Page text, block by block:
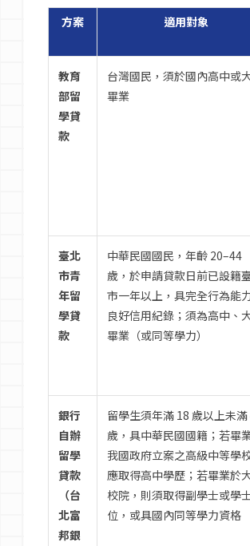
方案 適用對象
教育
部留
學貸
款
台灣國民，須於國內高中或
畢業
臺北
市青
年留
學貸
款
中華民國國民，年齡 20–44
歲，於申請貸款日前已設籍
市一年以上，具完全行為能
良好信用紀錄；須為高中、
畢業（或同等學力）
銀行
自辦
留學
貸款
（台
北富
邦銀
留學生須年滿 18 歲以上未滿
歲，具中華民國國籍；若畢
我國政府立案之高級中等學
應取得高中學歷；若畢業於
校院，則須取得副學士或學
位，或具國內同等學力資格